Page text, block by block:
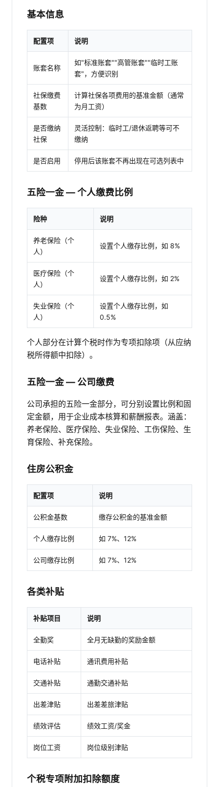
基本信息
配置项 说明
账套名称
如"标准账套""高管账套""临时工账
套"，方便识别
社保缴费
基数
计算社保各项费用的基准金额（通常
为月工资）
是否缴纳
社保
灵活控制：临时工/退休返聘等可不
缴纳
是否启用 停用后该账套不再出现在可选列表中
五险一金 — 个人缴费比例
险种 说明
养老保险（个
人）
设置个人缴存比例，如 8%
医疗保险（个
人）
设置个人缴存比例，如 2%
失业保险（个
人）
设置个人缴存比例，如
0.5%
个人部分在计算个税时作为专项扣除项（从应纳
税所得额中扣除）。
五险一金 — 公司缴费
公司承担的五险一金部分，可分别设置比例和固
定金额，用于企业成本核算和薪酬报表。涵盖：
养老保险、医疗保险、失业保险、工伤保险、生
育保险、补充保险。
住房公积金
配置项 说明
公积金基数 缴存公积金的基准金额
个人缴存比例 如 7%、12%
公司缴存比例 如 7%、12%
各类补贴
补贴项目 说明
全勤奖 全月无缺勤的奖励金额
电话补贴 通讯费用补贴
交通补贴 通勤交通补贴
出差津贴 出差差旅津贴
绩效评估 绩效工资/奖金
岗位工资 岗位级别津贴
个税专项附加扣除额度